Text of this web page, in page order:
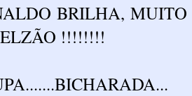
BRILHA,
!!!!!!!!